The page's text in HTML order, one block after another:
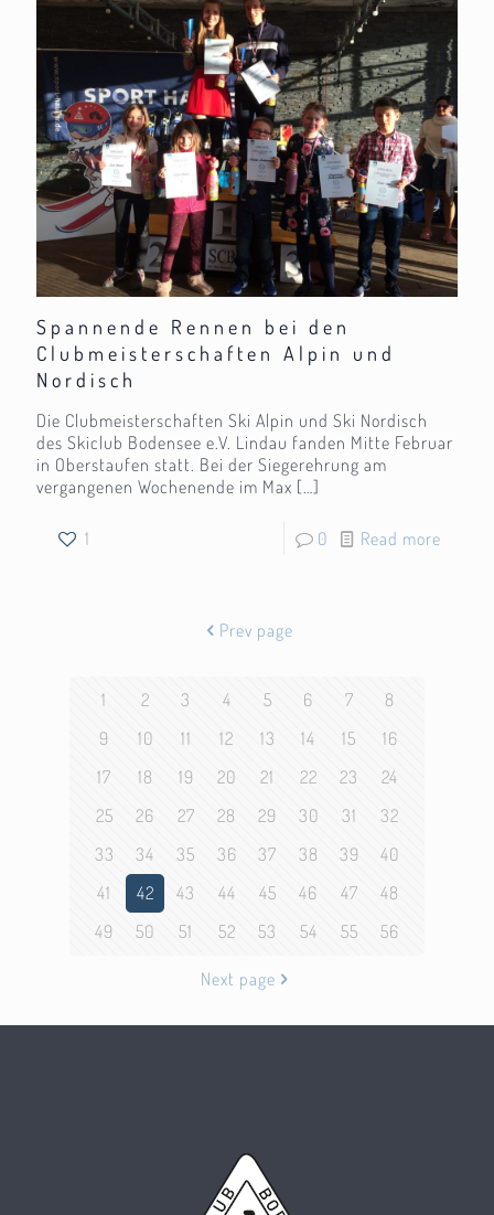
Spannende Rennen bei den
Clubmeisterschaften Alpin und
Nordisch
Die Clubmeisterschaften Ski Alpin und Ski Nordisch
des Skiclub Bodensee e.V. Lindau fanden Mitte Februar
in Oberstaufen statt. Bei der Siegerehrung am
vergangenen Wochenende im Max […]
1 0 Read more
Prev page
1 2 3 4 5 6 7
8
9
10 11 12 13 14 15
16
17
18 19 20 21 22 23
24
25
26 27 28 29 30 31
32
33
34 35 36 37 38 39
40
41
42 43 44 45 46 47
48
49
50 51 52 53 54 55 56
Next page